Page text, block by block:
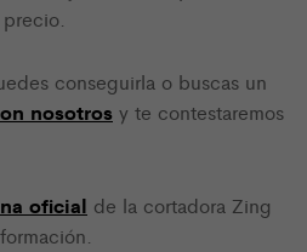
conseguirla o buscas un
nosotros y te contestaremos
oficial de la cortadora Zing